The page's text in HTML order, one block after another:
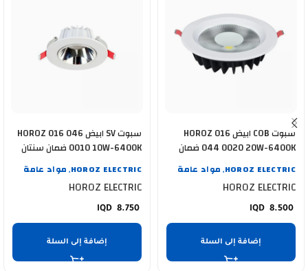
سبوت COB ابيض HOROZ 016
044 0020 20W-6400K ضمان
HOROZ ELECTRIC
, مواد عامة
HOROZ ELECTRIC
8.500
إضافة إلى السلة
سبوت SV ابيض HOROZ 016 046
0010 10W-6400K ضمان سنتان
HOROZ ELECTRIC
, مواد عامة
HOROZ ELECTRIC
8.750
إضافة إلى السلة